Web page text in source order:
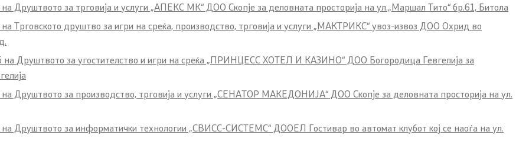
protection
Друштвото за трговија и услуги „АПЕКС МК“ ДОО Скопје за деловната просторија на ул.„Маршал Тито“ бр.61, Битола
Трговското друштво за игри на среќа, производство, трговија и услуги „МАКТРИКС“ увоз-извоз ДОО Охрид во
.
на Друштвото за угостителство и игри на среќа „ПРИНЦЕСС ХОТЕЛ И КАЗИНО“ ДОО Богородица Гевгелија за
Друштвото за производство, трговија и услуги „СЕНАТОР МАКЕДОНИЈА“ ДОО Скопје за деловната просторија на ул.
Друштвото за информатички технологии „СВИСС-СИСТЕМС“ ДООЕЛ Гостивар во автомат клубот кој се наоѓа на ул.